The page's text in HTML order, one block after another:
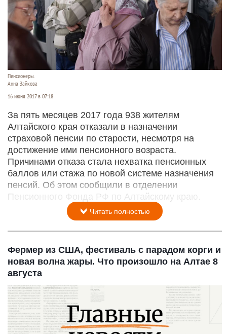
Пенсионеры.
Анна Зайкова
16 июня 2017 в 07:18
За пять месяцев 2017 года 938 жителям
Алтайского края отказали в назначении
страховой пенсии по старости, несмотря на
достижение ими пенсионного возраста.
Причинами отказа стала нехватка пенсионных
баллов или стажа по новой системе назначения
пенсий. Об этом сообщили в отделении
Пенсионного Фонда РФ по Алтайскому краю.
Читать полностью
Фермер из США, фестиваль с парадом корги и
новая волна жары. Что произошло на Алтае 8
августа